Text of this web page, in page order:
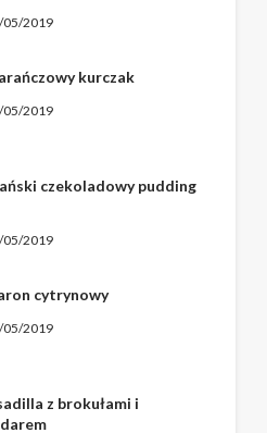
05/2019
kurczak
05/2019
czekoladowy pudding
05/2019
cytrynowy
05/2019
z brokułami i